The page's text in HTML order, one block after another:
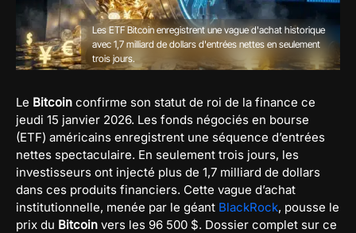
Les ETF Bitcoin enregistrent une vague d'achat historique
avec 1,7 milliard de dollars d'entrées nettes en seulement
trois jours.
Le Bitcoin confirme son statut de roi de la finance ce
jeudi 15 janvier 2026. Les fonds négociés en bourse
(ETF) américains enregistrent une séquence d’entrées
nettes spectaculaire. En seulement trois jours, les
investisseurs ont injecté plus de 1,7 milliard de dollars
dans ces produits financiers. Cette vague d’achat
institutionnelle, menée par le géant BlackRock, pousse le
prix du Bitcoin vers les 96 500 $. Dossier complet sur ce